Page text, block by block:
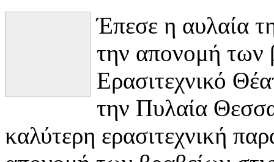
Έπεσε η αυλαία
την απονομή των
Ερασιτεχνικό
την Πυλαία
καλύτερη ερασιτεχνική